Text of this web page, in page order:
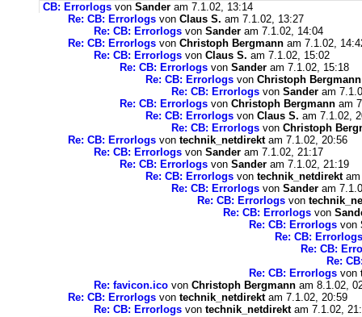
CB: Errorlogs von Sander am 7.1.02, 13:14
Re: CB: Errorlogs von Claus S. am 7.1.02, 13:27
Re: CB: Errorlogs von Sander am 7.1.02, 14:04
Re: CB: Errorlogs von Christoph Bergmann am 7.1.02,
Re: CB: Errorlogs von Claus S. am 7.1.02, 15:02
Re: CB: Errorlogs von Sander am 7.1.02, 15:18
Re: CB: Errorlogs von Christoph Bergmann
Re: CB: Errorlogs von Sander am
Re: CB: Errorlogs von Christoph Bergmann am
Re: CB: Errorlogs von Claus S. am 7.1.02,
Re: CB: Errorlogs von Christoph
Re: CB: Errorlogs von technik_netdirektam 7.1.02, 20:56
Re: CB: Errorlogs von Sander am 7.1.02, 21:17
Re: CB: Errorlogs von Sander am 7.1.02, 21:19
Re: CB: Errorlogs von technik_netdirektam
Re: CB: Errorlogs von Sander am
Re: CB: Errorlogs von
Re: CB: Errorlogs von
Re: CB: Errorlogs von
Re: CB: Errorlogs
Re: CB:
Re:
Re: CB: Errorlogs von
Re: favicon.ico von Christoph Bergmann am 8.1.02,
Re: CB: Errorlogs von technik_netdirektam 7.1.02, 20:59
Re: CB: Errorlogs von technik_netdirektam 7.1.02,